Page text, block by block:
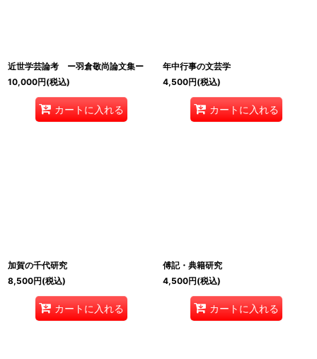
近世学芸論考 ー羽倉敬尚論文集ー
10,000円(税込)
カートに入れる
年中行事の文芸学
4,500円(税込)
カートに入れる
加賀の千代研究
8,500円(税込)
カートに入れる
傅記・典籍研究
4,500円(税込)
カートに入れる